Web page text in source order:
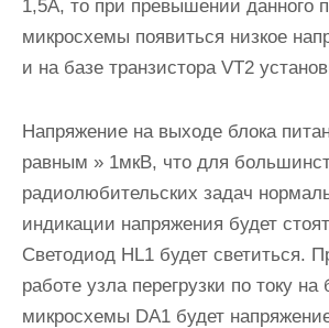
1,5А, то при превышении данного
микросхемы появиться низкое
и на базе транзистора VT2
Напряжение на выходе блока
равным » 1мкВ, что для
радиолюбительских задач
индикации напряжения будет
Светодиод HL1 будет светиться.
работе узла перегрузки по току на
микросхемы DA1 будет